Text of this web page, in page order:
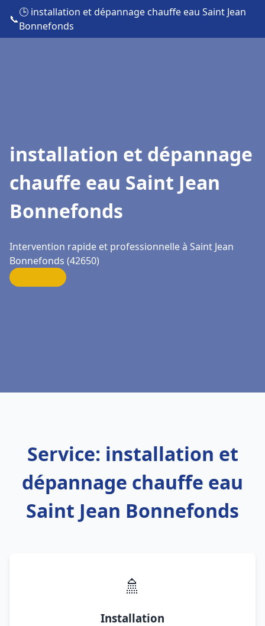
📞
🕒 installation et dépannage chauffe eau Saint Jean
Bonnefonds
installation et dépannage
chauffe eau Saint Jean
Bonnefonds
Intervention rapide et professionnelle à Saint Jean
Bonnefonds (42650)
Service: installation et
dépannage chauffe eau
Saint Jean Bonnefonds
🚿
Installation